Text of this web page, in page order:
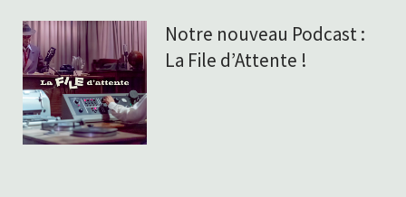
Notre nouveau Podcast :
La File d’Attente !